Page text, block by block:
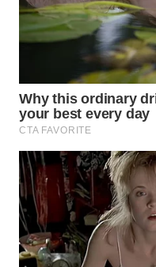
WN
LABUHANBATU
WN
TAPANULI
TENGAH
WN DELI
SERDANG
WN
TEBING
TINGGI